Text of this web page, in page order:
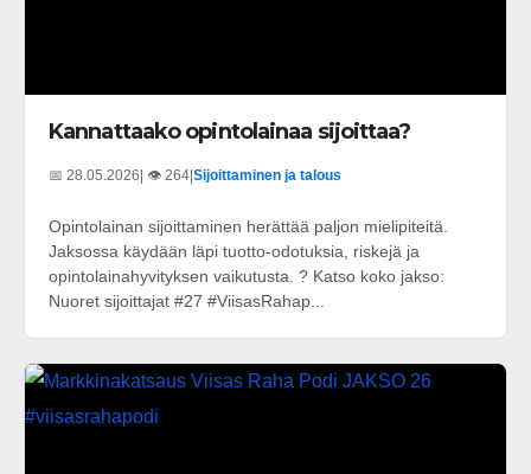
Kannattaako opintolainaa sijoittaa?
📅 28.05.2026 | 👁️ 264 Sijoittaminen ja talous
Opintolainan sijoittaminen herättää paljon mielipiteitä.
Jaksossa käydään läpi tuotto-odotuksia, riskejä ja
opintolainahyvityksen vaikutusta. ? Katso koko jakso:
Nuoret sijoittajat #27 #ViisasRahap...